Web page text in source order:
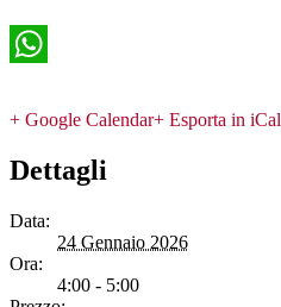
+ Google Calendar+ Esporta in iCal
Dettagli
Data:
24 Gennaio 2026
Ora:
4:00 - 5:00